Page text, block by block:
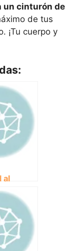
un cinturón de
de tus
¡Tu cuerpo y
al
un